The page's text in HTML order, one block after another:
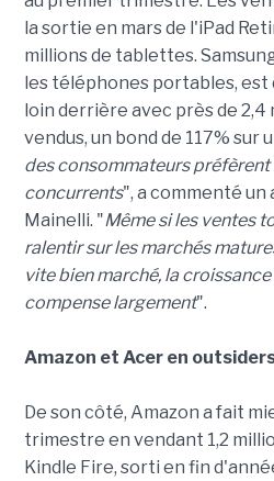
la sortie en mars de l'iPad
millions de tablettes.
les téléphones portables, est
loin derrière avec près de 2,4
vendus, un bond de 117% sur
des consommateurs préfèrent
concurrents", a commenté un
Mainelli. "Même si les ventes
ralentir sur les marchés
vite bien marché, la
compense largement".
Amazon et Acer en
De son côté, Amazon a fait
trimestre en vendant 1,2
Kindle Fire, sorti en fin